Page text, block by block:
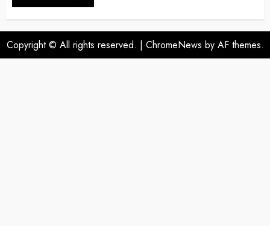
Copyright © All rights reserved. | ChromeNews by AF themes.